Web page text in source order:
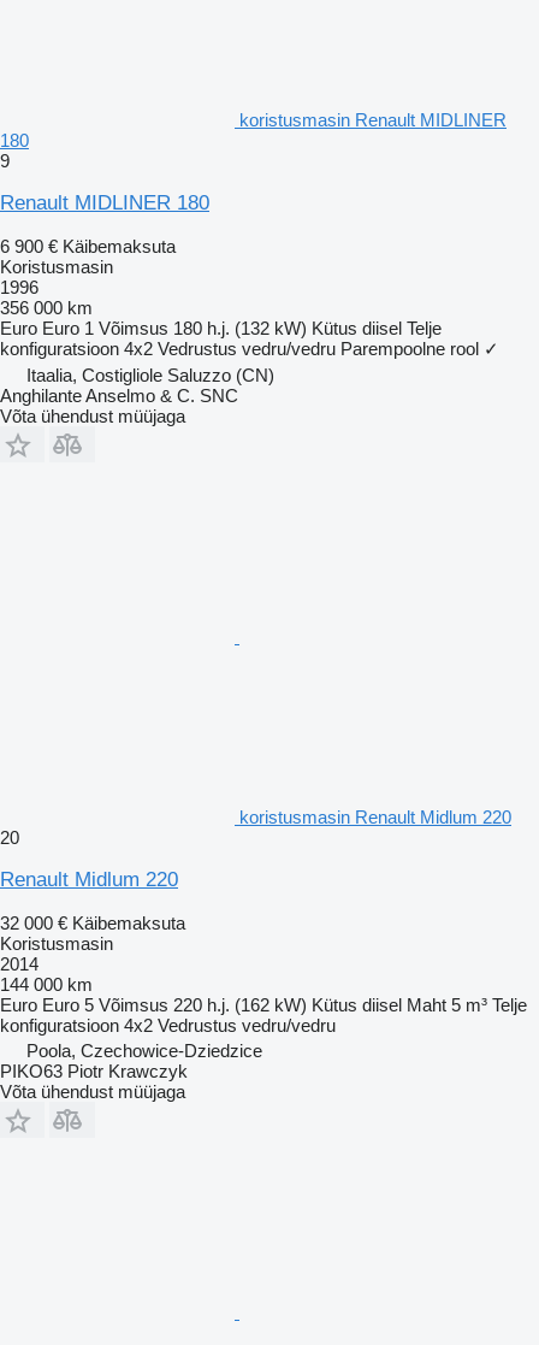
koristusmasin Renault MIDLINER
180
9
Renault MIDLINER 180
6 900 € Käibemaksuta
Koristusmasin
1996
356 000 km
Euro Euro 1 Võimsus 180 h.j. (132 kW) Kütus diisel Telje
konfiguratsioon 4x2 Vedrustus vedru/vedru Parempoolne rool ✓
Itaalia, Costigliole Saluzzo (CN)
Anghilante Anselmo & C. SNC
Võta ühendust müüjaga
koristusmasin Renault Midlum 220
20
Renault Midlum 220
32 000 € Käibemaksuta
Koristusmasin
2014
144 000 km
Euro Euro 5 Võimsus 220 h.j. (162 kW) Kütus diisel Maht 5 m³ Telje
konfiguratsioon 4x2 Vedrustus vedru/vedru
Poola, Czechowice-Dziedzice
PIKO63 Piotr Krawczyk
Võta ühendust müüjaga